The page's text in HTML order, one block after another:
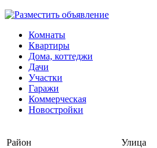
Комнаты
Квартиры
Дома, коттеджи
Дачи
Участки
Гаражи
Коммерческая
Новостройки
Район
Улица